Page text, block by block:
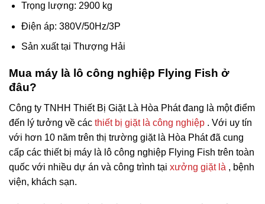
Trọng lượng: 2900 kg
Điện áp: 380V/50Hz/3P
Sản xuất tại Thượng Hải
Mua máy là lô công nghiệp Flying Fish ở
đâu?
Công ty TNHH Thiết Bị Giặt Là Hòa Phát đang là một điểm
đến lý tưởng về các thiết bị giặt là công nghiệp . Với uy tín
với hơn 10 năm trên thị trường giặt là Hòa Phát đã cung
cấp các thiết bị máy là lô công nghiệp Flying Fish trên toàn
quốc với nhiều dự án và công trình tại xưởng giặt là , bệnh
viện, khách sạn.